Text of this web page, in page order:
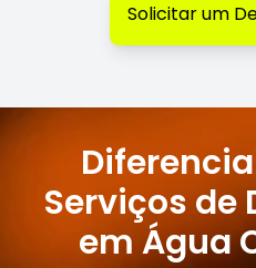
Solicitar um
Serviços de
em Água